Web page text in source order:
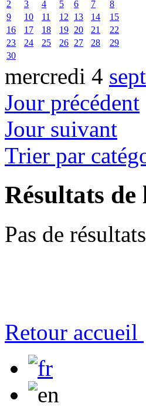
2
3 4 5 6 7
8
9
10 11 12 13 14
15
16
17 18 19 20 21
22
23
24 25 26 27 28
29
30
mercredi 4
Jour précédent
Jour suivant
Trier par
Résultats de
Pas de
Retour accueil